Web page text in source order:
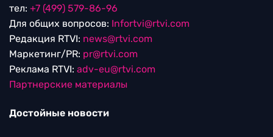
тел: +7 (499) 579-86-96
Для общих вопросов: Infortvi@rtvi.com
Редакция RTVI: news@rtvi.com
Маркетинг/PR: pr@rtvi.com
Реклама RTVI: adv-eu@rtvi.com
Партнерские материалы
Достойные новости